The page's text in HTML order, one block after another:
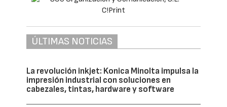
ÚLTIMAS NOTICIAS
La revolución inkjet: Konica Minolta impulsa la
impresión industrial con soluciones en
cabezales, tintas, hardware y software